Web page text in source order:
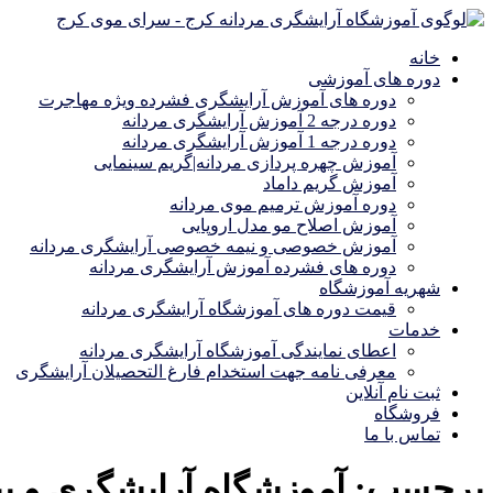
خانه
دوره های آموزشی
دوره های آموزش آرایشگری فشرده ویژه مهاجرت
دوره درجه 2 آموزش آرایشگری مردانه
دوره درجه 1 آموزش آرایشگری مردانه
آموزش چهره پردازی مردانه|گریم سینمایی
آموزش گریم داماد
دوره آموزش ترمیم موی مردانه
آموزش اصلاح مو مدل اروپایی
آموزش خصوصی و نیمه خصوصی آرایشگری مردانه
دوره های فشرده آموزش آرایشگری مردانه
شهریه آموزشگاه
قیمت دوره های آموزشگاه آرایشگری مردانه
خدمات
اعطای نمایندگی آموزشگاه آرایشگری مردانه
معرفی نامه جهت استخدام فارغ التحصیلان آرایشگری
ثبت نام آنلاین
فروشگاه
تماس با ما